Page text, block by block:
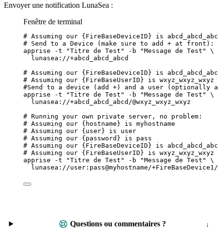
Envoyer une notification LunaSea :
Fenêtre de terminal
# Assuming our {FireBaseDeviceID} is
# Send to a Device (make sure to add + at front):
apprise
-t "Titre de Test " -b "Message de Test "
\
lunasea://+abcd_abcd_abcd
# Assuming our {FireBaseDeviceID} is
# Assuming our {FireBaseUserID} is wxyz_wxyz_wxyz
#Send to a device (add +) and a user (optionally
apprise
-t "Titre de Test " -b "Message de Test "
\
lunasea://+abcd_abcd_abcd/@wxyz_wxyz_wxyz
# Running your own private server, no problem:
# Assuming our {hostname} is myhostname
# Assuming our {user} is user
# Assuming our {password} is pass
# Assuming our {FireBaseDeviceID} is
# Assuming our {FireBaseUserID} is wxyz_wxyz_wxyz
apprise
-t "Titre de Test " -b "Message de Test "
\
lunasea://user:pass@myhostname/+FireBaseDevice1/
Questions ou commentaires ?